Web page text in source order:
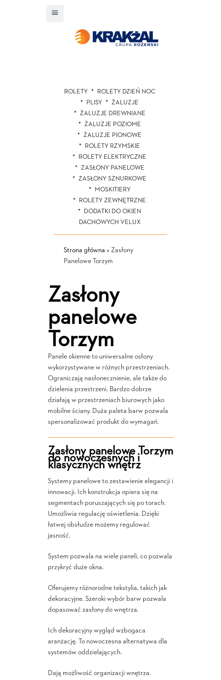
ROLETY
ROLETY DZIEŃ NOC
PLISY
ŻALUZJE
ŻALUZJE DREWNIANE
ŻALUZJE POZIOME
ŻALUZJE PIONOWE
ROLETY RZYMSKIE
ROLETY ELEKTRYCZNE
ZASŁONY PANELOWE
ZASŁONY SZNURKOWE
MOSKITIERY
ROLETY ZEWNĘTRZNE
DODATKI DO OKIEN
DACHOWYCH VELUX
Strona główna » Zasłony
Panelowe Torzym
Zasłony
panelowe
Torzym
Panele okienne to uniwersalne osłony
wykorzystywane w różnych przestrzeniach.
Ograniczają nasłonecznienie, ale także do
dzielenia przestrzeni. Bardzo dobrze
działają w przestrzeniach biurowych jako
mobilne ściany. Duża paleta barw pozwala
spersonalizować produkt do wymagań.
Zasłony panelowe Torzym
do nowoczesnych i
klasycznych wnętrz
Systemy panelowe to zestawienie elegancji i
innowacji. Ich konstrukcja opiera się na
segmentach poruszających się po torach.
Umożliwia regulację oświetlenia. Dzięki
łatwej obsłudze możemy regulować
jasność.
System pozwala na wiele paneli, co pozwala
przykryć duże okna.
Oferujemy różnorodne tekstylia, takich jak
dekoracyjne. Szeroki wybór barw pozwala
dopasować zasłony do wnętrza.
Ich dekoracyjny wygląd wzbogaca
aranżację. To nowoczesna alternatywa dla
systemów oddzielających.
Dają możliwość organizacji wnętrza.